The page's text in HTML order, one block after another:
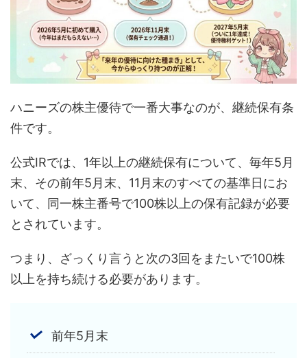
ハニーズの株主優待で一番大事なのが、継続保有条
件です。
公式IRでは、1年以上の継続保有について、毎年5月
末、その前年5月末、11月末のすべての基準日にお
いて、同一株主番号で100株以上の保有記録が必要
とされています。
つまり、ざっくり言うと次の3回をまたいで100株
以上を持ち続ける必要があります。
前年5月末